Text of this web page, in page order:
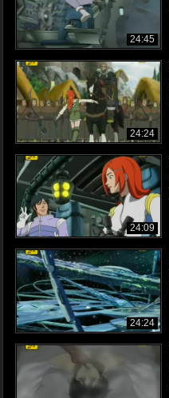
24:45
24:24
24:09
24:24